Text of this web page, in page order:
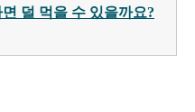
덜 먹을 수 있을까요?